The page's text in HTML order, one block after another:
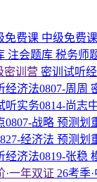
免费课 中级免费课
注会题库 税务师
密训营 密训试听
经济法0807-周周
听实务0814-尚志
0807-战略 预测划
经济法 预测划
经济法0819-张稳
·一年双证 26考季